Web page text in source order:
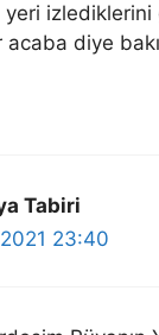
izlediklerini
diye
Tabiri
23:40